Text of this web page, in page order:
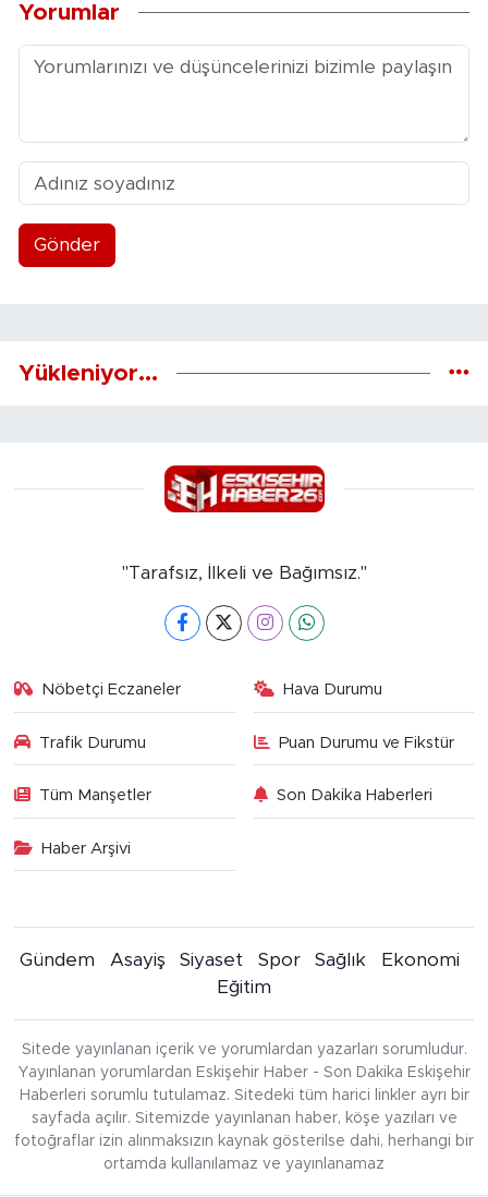
Yorumlar
Gönder
Yükleniyor...
"Tarafsız, İlkeli ve Bağımsız."
Nöbetçi Eczaneler Hava Durumu
Trafik Durumu Puan Durumu ve Fikstür
Tüm Manşetler Son Dakika Haberleri
Haber Arşivi
Gündem Asayiş Siyaset Spor Sağlık
Ekonomi
Eğitim
Sitede yayınlanan içerik ve yorumlardan yazarları sorumludur.
Yayınlanan yorumlardan Eskişehir Haber - Son Dakika Eskişehir
Haberleri sorumlu tutulamaz. Sitedeki tüm harici linkler ayrı bir
sayfada açılır. Sitemizde yayınlanan haber, köşe yazıları ve
fotoğraflar izin alınmaksızın kaynak gösterilse dahi, herhangi bir
ortamda kullanılamaz ve yayınlanamaz